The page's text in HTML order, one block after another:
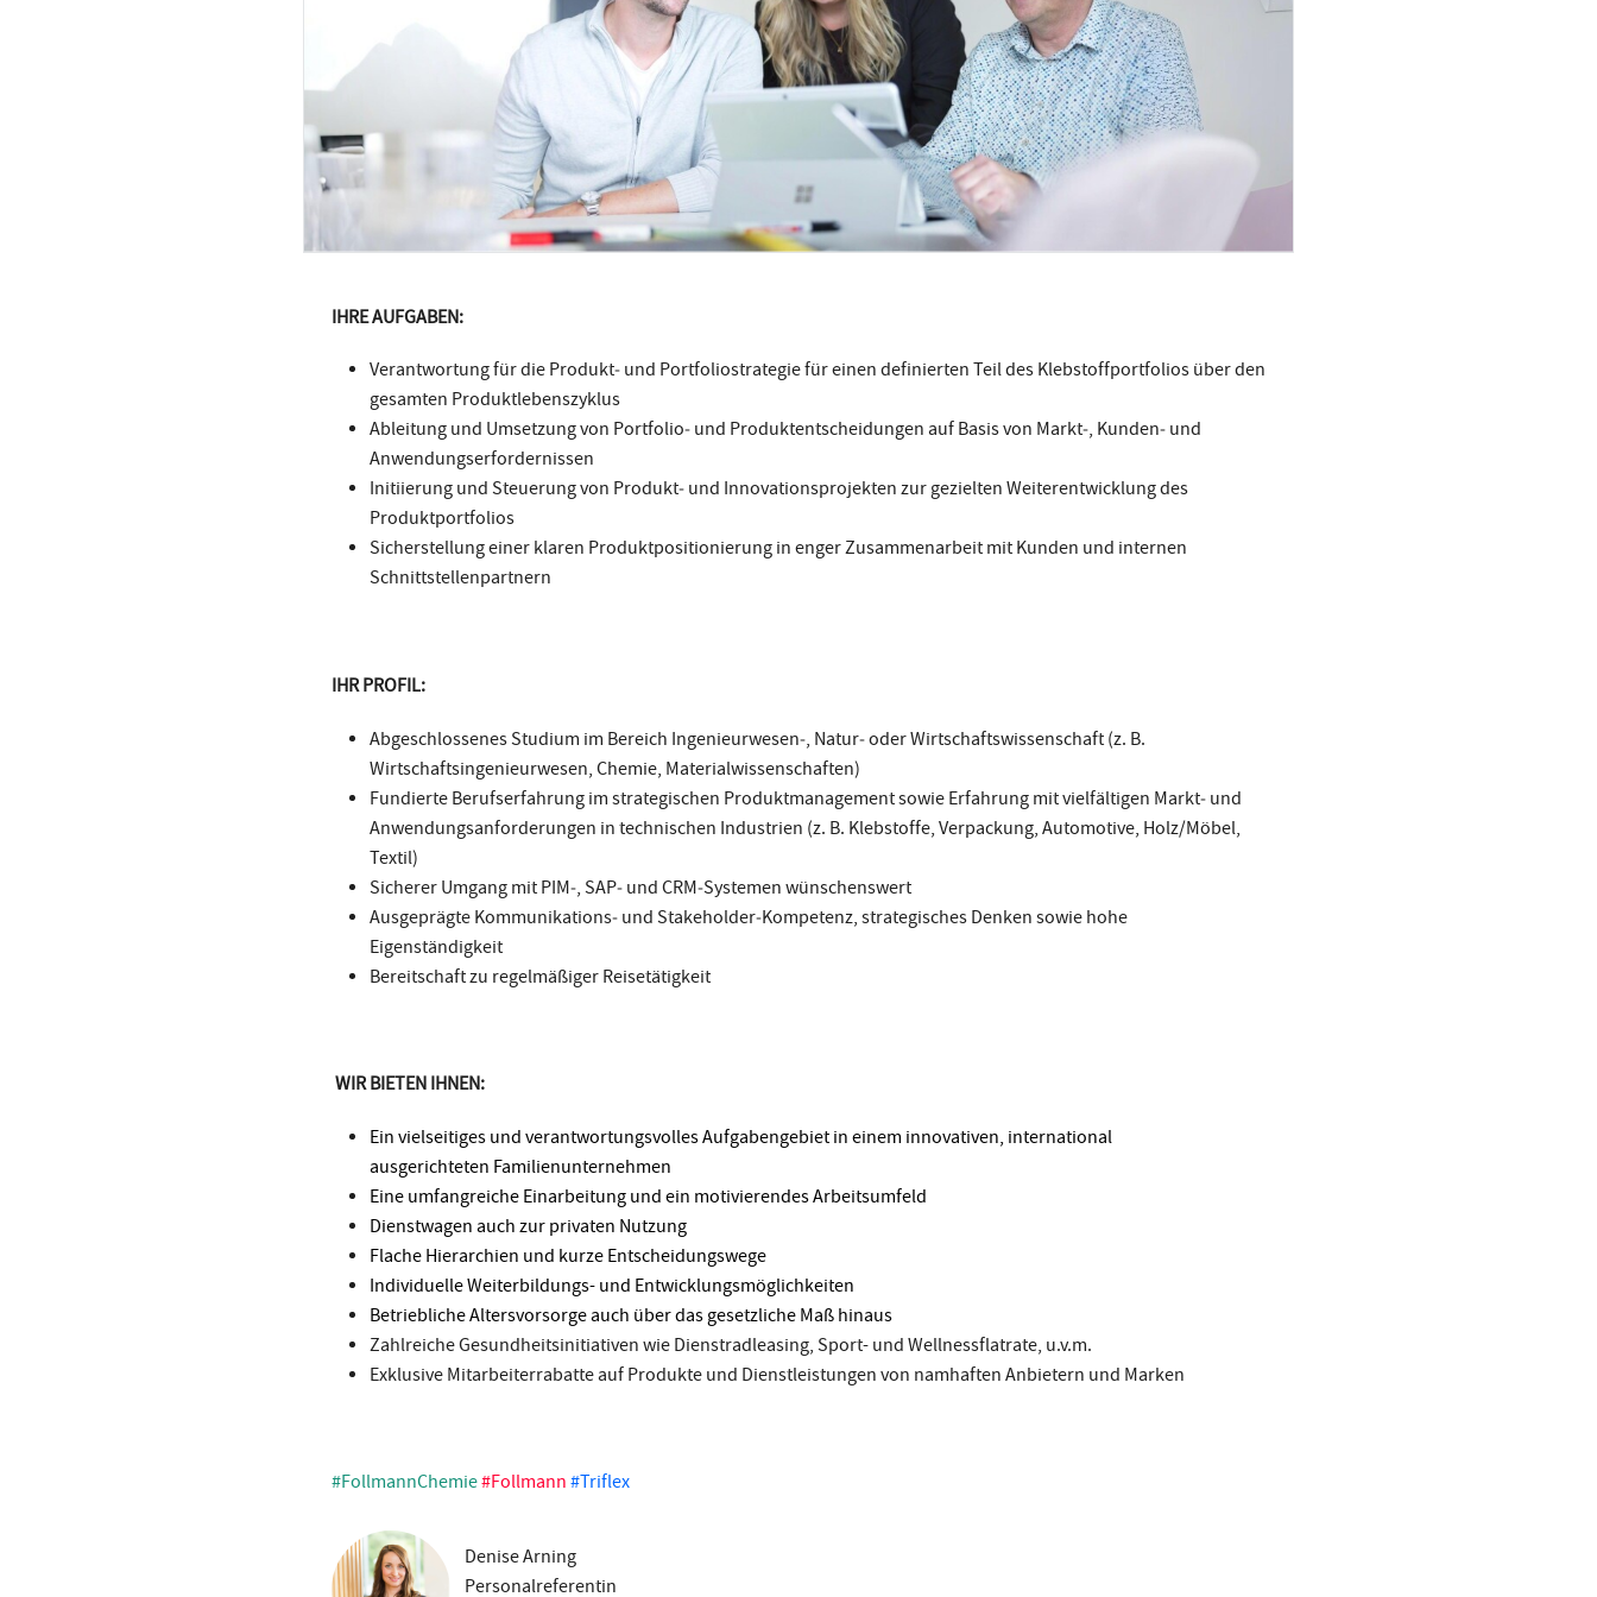
IHRE AUFGABEN:
Verantwortung für die Produkt‑ und Portfoliostrategie für einen definierten Teil des Klebstoffportfolios über den
gesamten Produktlebenszyklus
Ableitung und Umsetzung von Portfolio‑ und Produktentscheidungen auf Basis von Markt‑, Kunden‑ und
Anwendungserfordernissen
Initiierung und Steuerung von Produkt‑ und Innovationsprojekten zur gezielten Weiterentwicklung des
Produktportfolios
Sicherstellung einer klaren Produktpositionierung in enger Zusammenarbeit mit Kunden und internen
Schnittstellenpartnern
IHR PROFIL:
Abgeschlossenes Studium im Bereich Ingenieurwesen‑, Natur‑ oder Wirtschaftswissenschaft (z. B.
Wirtschaftsingenieurwesen, Chemie, Materialwissenschaften)
Fundierte Berufserfahrung im strategischen Produktmanagement sowie Erfahrung mit vielfältigen Markt‑ und
Anwendungsanforderungen in technischen Industrien (z. B. Klebstoffe, Verpackung, Automotive, Holz/Möbel,
Textil)
Sicherer Umgang mit PIM‑, SAP‑ und CRM‑Systemen wünschenswert
Ausgeprägte Kommunikations‑ und Stakeholder‑Kompetenz, strategisches Denken sowie hohe
Eigenständigkeit
Bereitschaft zu regelmäßiger Reisetätigkeit
WIR BIETEN IHNEN:
Ein vielseitiges und verantwortungsvolles Aufgabengebiet in einem innovativen, international
ausgerichteten Familienunternehmen
Eine umfangreiche Einarbeitung und ein motivierendes Arbeitsumfeld
Dienstwagen auch zur privaten Nutzung
Flache Hierarchien und kurze Entscheidungswege
Individuelle Weiterbildungs- und Entwicklungsmöglichkeiten
Betriebliche Altersvorsorge auch über das gesetzliche Maß hinaus
Zahlreiche Gesundheitsinitiativen wie Dienstradleasing, Sport- und Wellnessflatrate, u.v.m.
Exklusive Mitarbeiterrabatte auf Produkte und Dienstleistungen von namhaften Anbietern und Marken
#FollmannChemie#Follmann #Triflex
Denise Arning
Personalreferentin